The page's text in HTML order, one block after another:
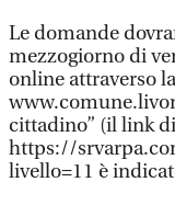
Le domande
mezzogiorno di
online attraverso
cittadino” (il link
https://
livello=11 è